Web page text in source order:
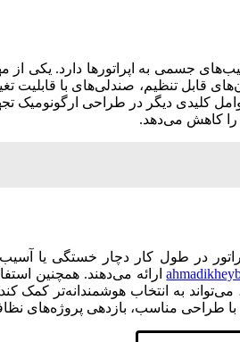
جسمی به اپراتورها دارد. یکی
تنظیم، صندلی‌های با قابلیت تغییر
کلیدی دیگر در طراحی
را کاهش می‌دهد.
در طول کار دچار خستگی یا
ارائه می‌دهند. همچنین
به انتخاب هوشمندانه‌تر کمک
طراحی مناسب، بازدهی پروژه‌های